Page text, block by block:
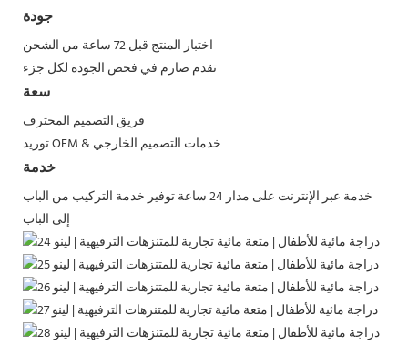
جودة
اختبار المنتج قبل 72 ساعة من الشحن
تقدم صارم في فحص الجودة لكل جزء
سعة
فريق التصميم المحترف
توريد OEM & خدمات التصميم الخارجي
خدمة
خدمة عبر الإنترنت على مدار 24 ساعة
توفير خدمة التركيب من الباب
إلى الباب